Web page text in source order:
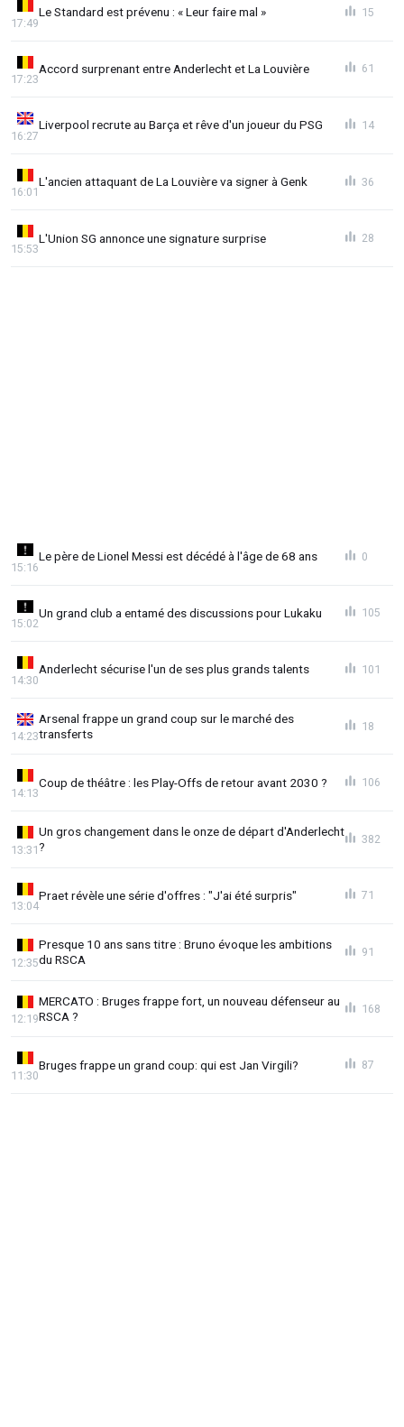
Le Standard est prévenu : « Leur faire mal »
17:49
15
Accord surprenant entre Anderlecht et La Louvière
17:23
61
Liverpool recrute au Barça et rêve d'un joueur du PSG
16:27
14
L'ancien attaquant de La Louvière va signer à Genk
16:01
36
L'Union SG annonce une signature surprise
15:53
28
Le père de Lionel Messi est décédé à l'âge de 68 ans
15:16
0
Un grand club a entamé des discussions pour Lukaku
15:02
105
Anderlecht sécurise l'un de ses plus grands talents
14:30
101
Arsenal frappe un grand coup sur le marché des
transferts
14:23
18
Coup de théâtre : les Play-Offs de retour avant 2030 ?
14:13
106
Un gros changement dans le onze de départ d'Anderlecht
?
13:31
382
Praet révèle une série d'offres : "J'ai été surpris"
13:04
71
Presque 10 ans sans titre : Bruno évoque les ambitions
du RSCA
12:35
91
MERCATO : Bruges frappe fort, un nouveau défenseur au
RSCA ?
12:19
168
Bruges frappe un grand coup: qui est Jan Virgili?
11:30
87